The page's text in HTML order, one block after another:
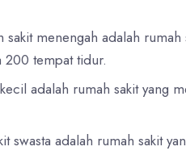
sakit menengah adalah
200 tempat tidur.
adalah rumah sakit yang
swasta adalah rumah sakit